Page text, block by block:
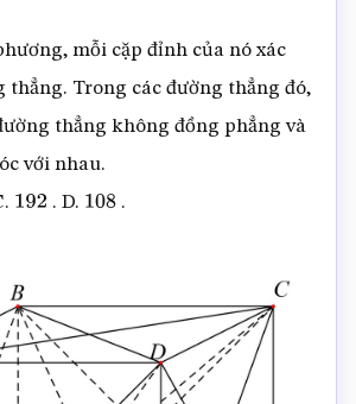
mỗi cặp đỉnh của nó xác
thẳng. Trong các đường thẳng đó,
thẳng không đồng phẳng và
với nhau.
192 . D. 108 .